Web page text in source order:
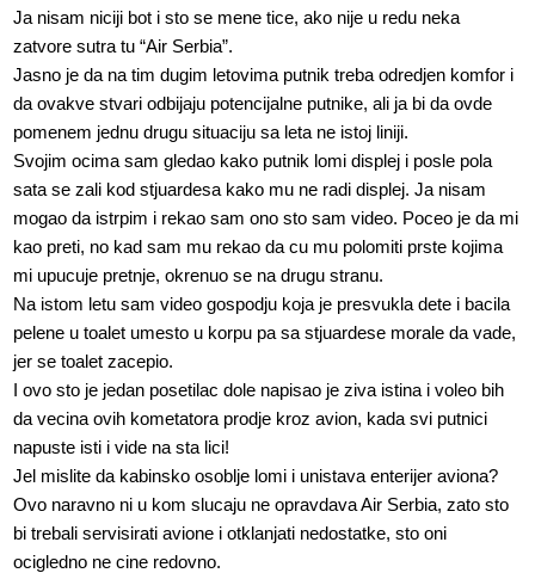
Ja nisam niciji bot i sto se mene tice, ako nije u redu neka
zatvore sutra tu “Air Serbia”.
Jasno je da na tim dugim letovima putnik treba odredjen komfor i
da ovakve stvari odbijaju potencijalne putnike, ali ja bi da ovde
pomenem jednu drugu situaciju sa leta ne istoj liniji.
Svojim ocima sam gledao kako putnik lomi displej i posle pola
sata se zali kod stjuardesa kako mu ne radi displej. Ja nisam
mogao da istrpim i rekao sam ono sto sam video. Poceo je da mi
kao preti, no kad sam mu rekao da cu mu polomiti prste kojima
mi upucuje pretnje, okrenuo se na drugu stranu.
Na istom letu sam video gospodju koja je presvukla dete i bacila
pelene u toalet umesto u korpu pa sa stjuardese morale da vade,
jer se toalet zacepio.
I ovo sto je jedan posetilac dole napisao je ziva istina i voleo bih
da vecina ovih kometatora prodje kroz avion, kada svi putnici
napuste isti i vide na sta lici!
Jel mislite da kabinsko osoblje lomi i unistava enterijer aviona?
Ovo naravno ni u kom slucaju ne opravdava Air Serbia, zato sto
bi trebali servisirati avione i otklanjati nedostatke, sto oni
ocigledno ne cine redovno.